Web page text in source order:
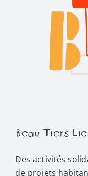
Beau Tiers
Des activités
de projets